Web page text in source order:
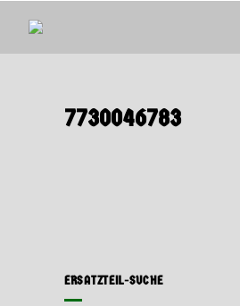
zum
7730046783
ERSATZTEIL-SUCHE